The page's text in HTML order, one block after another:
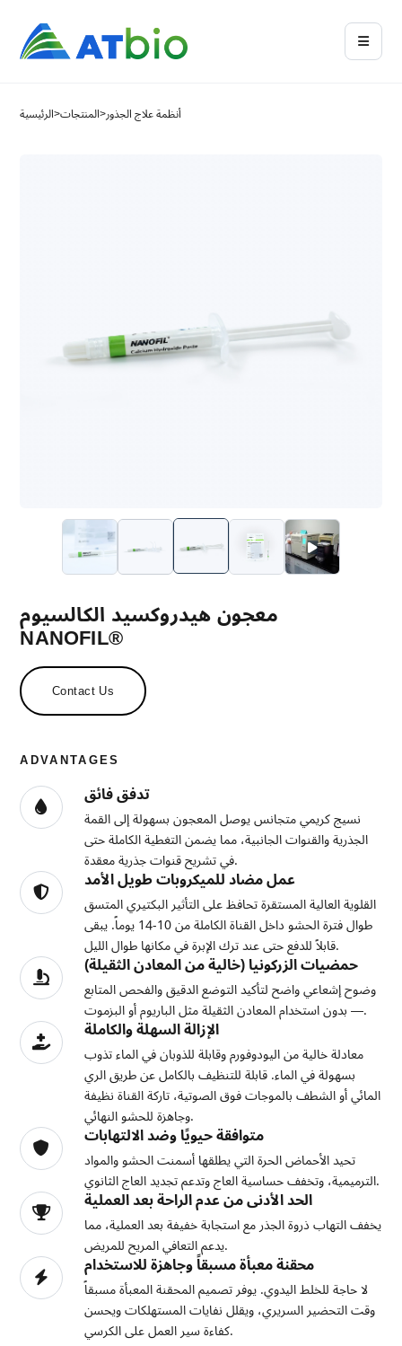
الرئيسية>المنتجات>أنظمة علاج الجذور
معجون هيدروكسيد الكالسيوم
NANOFIL®
Contact Us
ADVANTAGES
تدفق فائق
نسيج كريمي متجانس يوصل المعجون بسهولة إلى القمة
الجذرية والقنوات الجانبية، مما يضمن التغطية الكاملة حتى
في تشريح قنوات جذرية معقدة.
عمل مضاد للميكروبات طويل الأمد
القلوية العالية المستقرة تحافظ على التأثير البكتيري المتسق
طوال فترة الحشو داخل القناة الكاملة من 10-14 يوماً. يبقى
قابلاً للدفع حتى عند ترك الإبرة في مكانها طوال الليل.
حمضيات الزركونيا (خالية من المعادن الثقيلة)
وضوح إشعاعي واضح لتأكيد التوضع الدقيق والفحص المتابع
— بدون استخدام المعادن الثقيلة مثل الباريوم أو البزموت.
الإزالة السهلة والكاملة
معادلة خالية من اليودوفورم وقابلة للذوبان في الماء تذوب
بسهولة في الماء. قابلة للتنظيف بالكامل عن طريق الري
المائي أو الشطف بالموجات فوق الصوتية، تاركة القناة نظيفة
وجاهزة للحشو النهائي.
متوافقة حيويًا وضد الالتهابات
تحيد الأحماض الحرة التي يطلقها أسمنت الحشو والمواد
الترميمية، وتخفف حساسية العاج وتدعم تجديد العاج الثانوي.
الحد الأدنى من عدم الراحة بعد العملية
يخفف التهاب ذروة الجذر مع استجابة خفيفة بعد العملية، مما
يدعم التعافي المريح للمريض.
محقنة معبأة مسبقاً وجاهزة للاستخدام
لا حاجة للخلط اليدوي. يوفر تصميم المحقنة المعبأة مسبقاً
وقت التحضير السريري، ويقلل نفايات المستهلكات ويحسن
كفاءة سير العمل على الكرسي.